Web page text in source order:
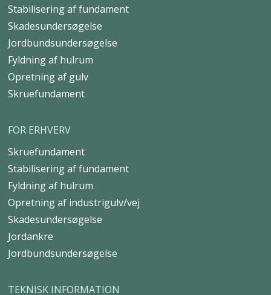
Stabilisering af fundament
Skadesundersøgelse
Jordbundsundersøgelse
Fyldning af hulrum
Opretning af gulv
Skruefundament
FOR ERHVERV
Skruefundament
Stabilisering af fundament
Fyldning af hulrum
Opretning af industrigulv/vej
Skadesundersøgelse
Jordankre
Jordbundsundersøgelse
TEKNISK INFORMATION